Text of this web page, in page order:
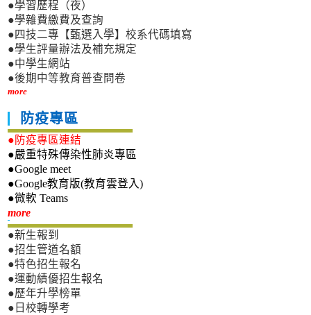
●學習歷程（夜）
●學雜費繳費及查詢
●四技二專【甄選入學】校系代碼填寫
●學生評量辦法及補充規定
●中學生網站
●後期中等教育普查問卷
more
防疫專區
●防疫專區連結
●嚴重特殊傳染性肺炎專區
●Google meet
●Google教育版(教育雲登入)
●微軟 Teams
more新生專區
●新生報到
●招生管道名額
●特色招生報名
●運動績優招生報名
●歷年升學榜單
●日校轉學考